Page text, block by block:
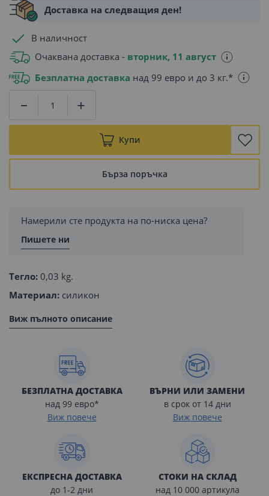
Доставка на следващия ден!
В наличност
Очаквана доставка - вторник, 11 август
Безплатна доставка над 99 евро и до 3 кг.*
Купи
Бърза поръчка
Намерили сте продукта на по-ниска цена?
Пишете ни
Тегло: 0,03 kg.
Материал: силикон
Виж пълното описание
БЕЗПЛАТНА ДОСТАВКА
над 99 евро*
Виж повече
ВЪРНИ ИЛИ ЗАМЕНИ
в срок от 14 дни
Виж повече
ЕКСПРЕСНА ДОСТАВКА
до 1-2 дни
СТОКИ НА СКЛАД
над 10 000 артикула